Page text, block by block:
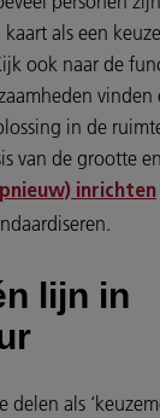
als een
ook naar de
vinden
in de
van de grootte
inrichten
lijn in
delen als